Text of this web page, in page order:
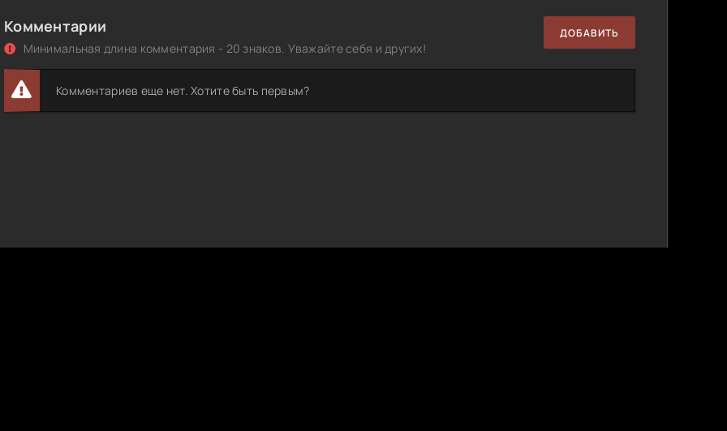
Комментарии
Минимальная длина комментария - 20 знаков. Уважайте себя и других!
ДОБАВИТЬ
Комментариев еще нет. Хотите быть первым?